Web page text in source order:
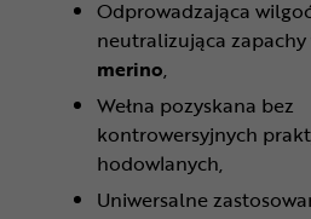
Odprowadzająca
neutralizująca zapachy
merino,
Wełna pozyskana bez
kontrowersyjnych
hodowlanych,
Uniwersalne